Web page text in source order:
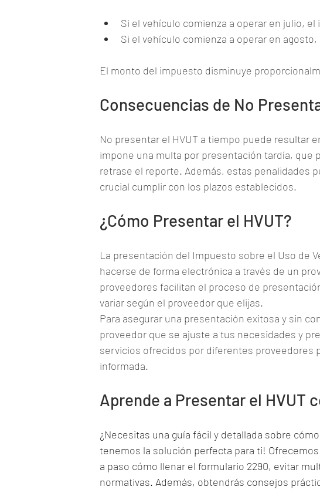
Si el vehículo comienza a operar en julio,
Si el vehículo comienza a operar en
El monto del impuesto disminuye
Consecuencias de No
No presentar el HVUT a tiempo puede resultar
impone una multa por presentación tardía, que
retrase el reporte. Además, estas penalidades
crucial cumplir con los plazos establecidos.
¿Cómo Presentar el HVUT?
La presentación del Impuesto sobre el Uso de
hacerse de forma electrónica a través de un
proveedores facilitan el proceso de
variar según el proveedor que elijas.
Para asegurar una presentación exitosa y sin
proveedor que se ajuste a tus necesidades y
servicios ofrecidos por diferentes proveedores
informada.
Aprende a Presentar el HVUT
¿Necesitas una guía fácil y detallada sobre
tenemos la solución perfecta para ti!
a paso cómo llenar el formulario 2290, evitar
normativas. Además, obtendrás consejos